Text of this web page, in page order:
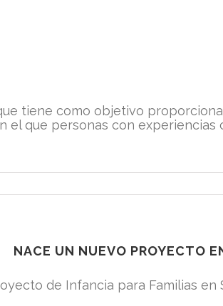
tiene como objetivo
el que personas con
NACE UN NUEVO PROYECTO
de Infancia para Familias